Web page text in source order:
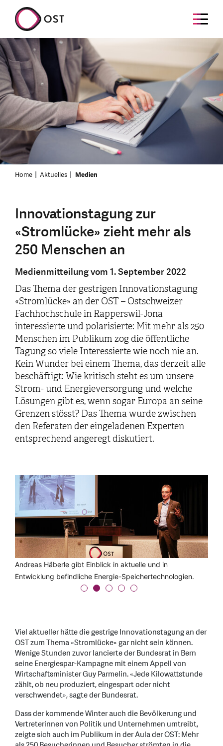
Home Aktuelles Medien
Innovationstagung zur
«Stromlücke» zieht mehr als
250 Menschen an
Medienmitteilung vom 1. September 2022
Das Thema der gestrigen Innovationstagung
«Stromlücke» an der OST – Ostschweizer
Fachhochschule in Rapperswil-Jona
interessierte und polarisierte: Mit mehr als 250
Menschen im Publikum zog die öffentliche
Tagung so viele Interessierte wie noch nie an.
Kein Wunder bei einem Thema, das derzeit alle
beschäftigt: Wie kritisch steht es um unsere
Strom- und Energieversorgung und welche
Lösungen gibt es, wenn sogar Europa an seine
Grenzen stösst? Das Thema wurde zwischen
den Referaten der eingeladenen Experten
entsprechend angeregt diskutiert.
Alex Simeon bei der Begrüssung zur Innovationstagung.
Andreas Häberle gibt Einblick in aktuelle und in
Entwicklung befindliche Energie-Speichertechnologien.
Georg Klingler Heiligtag befürwortet einen Solar-Spurt.
Jörg Spicker wünscht sich mehr Tempo beim Ausbau des
Stromnetzes und der erneuerbaren Energiequellen.
Besucherrekord: Mehr als 250 Menschen verfolgten die
Innovationstagung zum Thema Stromlücke.
Viel aktueller hätte die gestrige Innovationstagung an der
OST zum Thema «Stromlücke» gar nicht sein können.
Wenige Stunden zuvor lancierte der Bundesrat in Bern
seine Energiespar-Kampagne mit einem Appell von
Wirtschaftsminister Guy Parmelin. «Jede Kilowattstunde
zählt, ob neu produziert, eingespart oder nicht
verschwendet», sagte der Bundesrat.
Dass der kommende Winter auch die Bevölkerung und
Vertreterinnen von Politik und Unternehmen umtreibt,
zeigte sich auch im Publikum in der Aula der OST: Mehr